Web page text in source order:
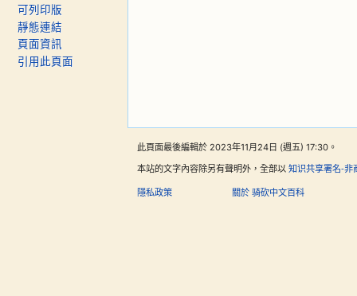
可列印版
靜態連結
頁面資訊
引用此頁面
此頁面最後編輯於 2023年11月24日 (週五) 17:30。
本站的文字內容除另有聲明外，全部以知识共享署名-非
隱私政策 關於 骑砍中文百科